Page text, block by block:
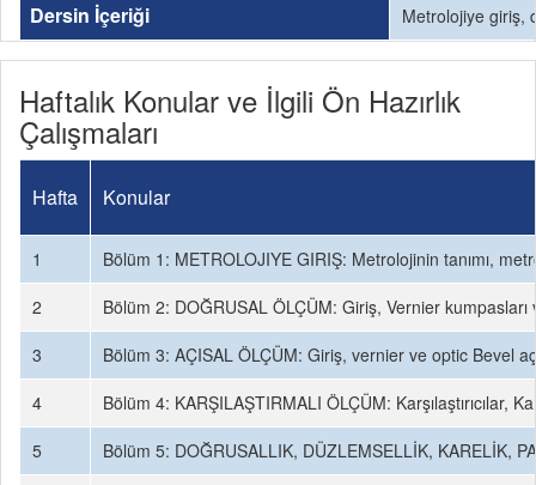
Dersin İçeriği Metrolojiye giriş,
Haftalık Konular ve İlgili Ön Hazırlık
Çalışmaları
Hafta Konular
1
Bölüm 1: METROLOJIYE GIRIŞ: Metrolojinin tanımı,
2
Bölüm 2: DOĞRUSAL ÖLÇÜM: Giriş, Vernier
3
Bölüm 3: AÇISAL ÖLÇÜM: Giriş, vernier ve optic Bevel
4
Bölüm 4: KARŞILAŞTIRMALI ÖLÇÜM: Karşılaştırıcılar,
5
Bölüm 5: DOĞRUSALLIK, DÜZLEMSELLİK, KARELİK,